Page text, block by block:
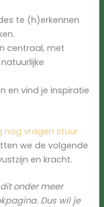
te (h)erkennen
centraal, met
en vind je inspiratie
nog vragen stuur
we de volgende
en kracht.
onder meer
Dus wil je